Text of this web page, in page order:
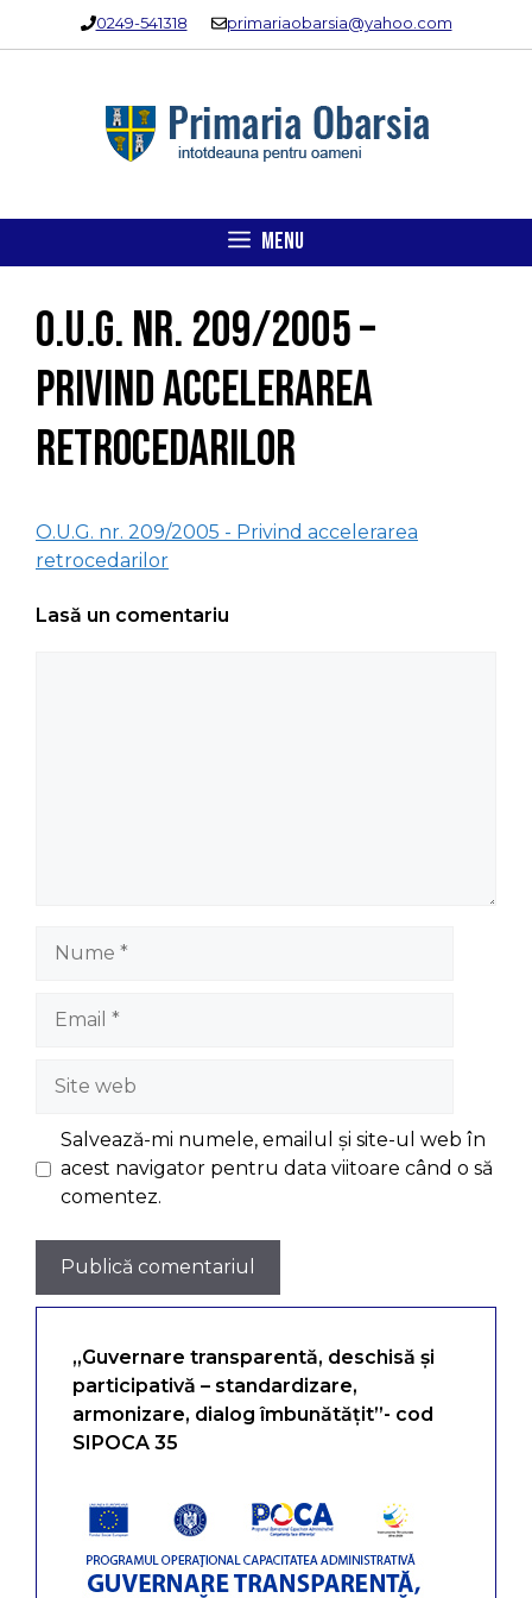
0249-541318 primariaobarsia@yahoo.com
MENU
O.U.G. nr. 209/2005 –
Privind accelerarea
retrocedarilor
O.U.G. nr. 209/2005 - Privind accelerarea
retrocedarilor
Lasă un comentariu
Site
web
Salvează-mi numele, emailul și site-ul web în
acest navigator pentru data viitoare când o să
comentez.
„Guvernare transparentă, deschisă și
participativă – standardizare,
armonizare, dialog îmbunătățit”- cod
SIPOCA 35